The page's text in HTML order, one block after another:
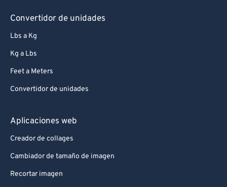
Convertidor de unidades
Lbs a Kg
Kg a Lbs
Feet a Meters
Convertidor de unidades
Aplicaciones web
Creador de collages
Cambiador de tamaño de imagen
Recortar imagen